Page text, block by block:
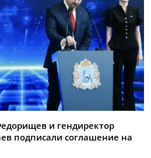
и гендиректор
подписали соглашение на